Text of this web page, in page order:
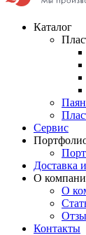
Каталог
Сервис
Доставка
О
О
Контакты